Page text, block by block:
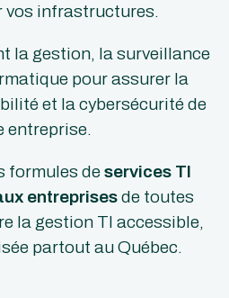
vos infrastructures.
la gestion, la surveillance
pour assurer la
et la cybersécurité de
entreprise.
formules deservices TI
entreprisesde toutes
la gestion TI accessible,
partout au Québec.